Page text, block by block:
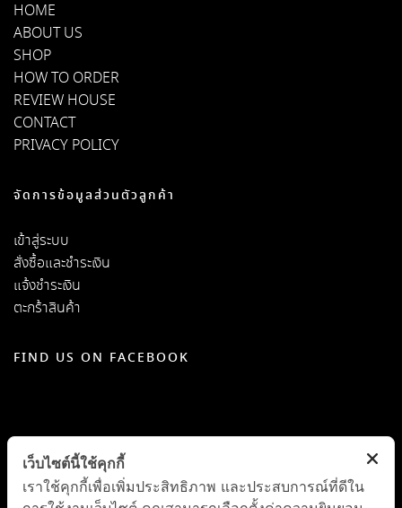
HOME
ABOUT US
SHOP
HOW TO ORDER
REVIEW HOUSE
CONTACT
PRIVACY POLICY
จัดการข้อมูลส่วนตัวลูกค้า
เข้าสู่ระบบ
สั่งซื้อและชำระเงิน
แจ้งชำระเงิน
ตะกร้าสินค้า
FIND US ON FACEBOOK
เว็บไซต์นี้ใช้คุกกี้
เราใช้คุกกี้เพื่อเพิ่มประสิทธิภาพ และประสบการณ์ที่ดีใน